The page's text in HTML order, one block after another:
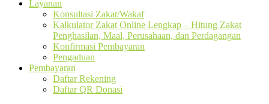
Layanan
Konsultasi Zakat/Wakaf
Kalkulator Zakat Online Lengkap – Hitung Zakat
Penghasilan, Maal, Perusahaan, dan Perdagangan
Konfirmasi Pembayaran
Pengaduan
Pembayaran
Daftar Rekening
Daftar QR Donasi